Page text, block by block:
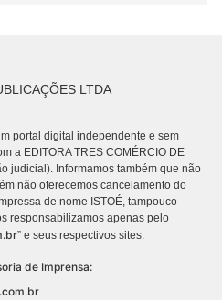
LTDA
portal digital independente e sem
a EDITORA TRES COMÉRCIO DE
judicial). Informamos também que não
não oferecemos cancelamento do
de nome ISTOÉ, tampouco
responsabilizamos apenas pelo
” e seus respectivos sites.
de Imprensa: